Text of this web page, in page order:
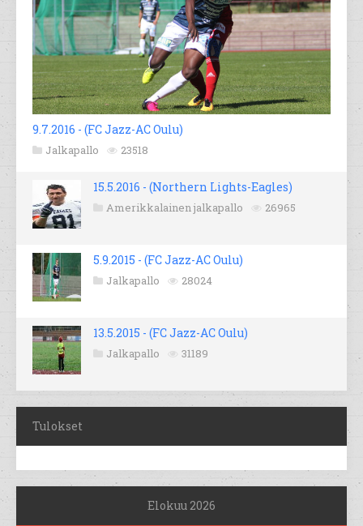
9.7.2016 - (FC Jazz-AC Oulu)
Jalkapallo 23518
15.5.2016 - (Northern Lights-Eagles)
Amerikkalainen jalkapallo 26965
5.9.2015 - (FC Jazz-AC Oulu)
Jalkapallo 28024
13.5.2015 - (FC Jazz-AC Oulu)
Jalkapallo 31189
Tulokset
Elokuu 2026